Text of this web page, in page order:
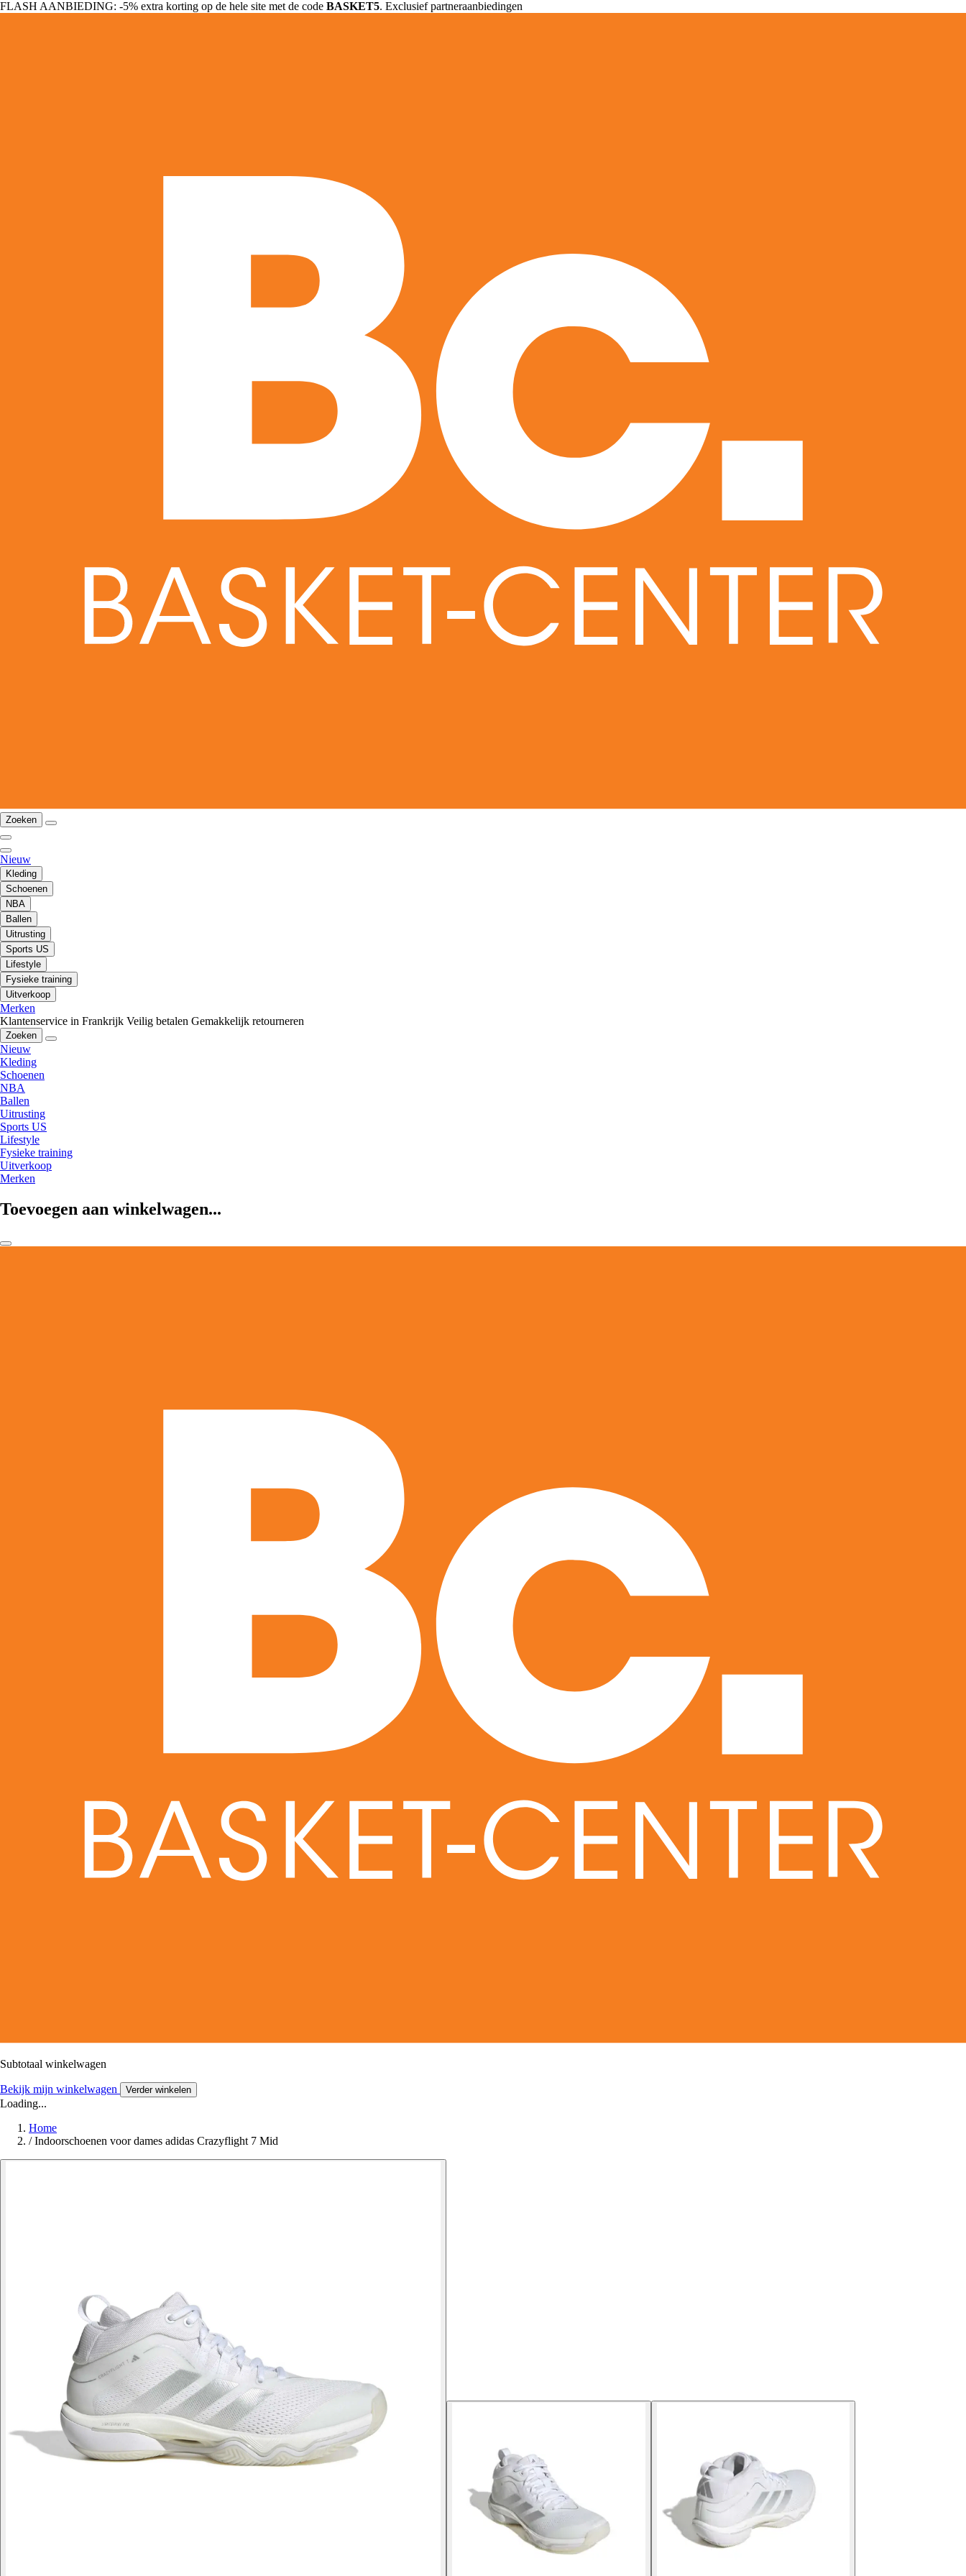
FLASH AANBIEDING: -5% extra korting op de hele site met de code BASKET5. Exclusief partneraanbiedingen
Zoeken
Nieuw
Kleding
Schoenen
NBA
Ballen
Uitrusting
Sports US
Lifestyle
Fysieke training
Uitverkoop
Merken
Klantenservice in Frankrijk Veilig betalen Gemakkelijk retourneren
Zoeken
Nieuw
Kleding
Schoenen
NBA
Ballen
Uitrusting
Sports US
Lifestyle
Fysieke training
Uitverkoop
Merken
Toevoegen aan winkelwagen...
Subtotaal winkelwagen
Bekijk mijn winkelwagen Verder winkelen
Loading...
Home
/ Indoorschoenen voor dames adidas Crazyflight 7 Mid